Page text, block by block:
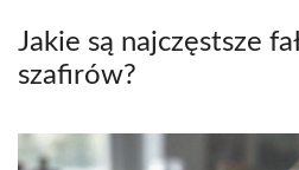
Jakie są najczęstsze
szafirów?